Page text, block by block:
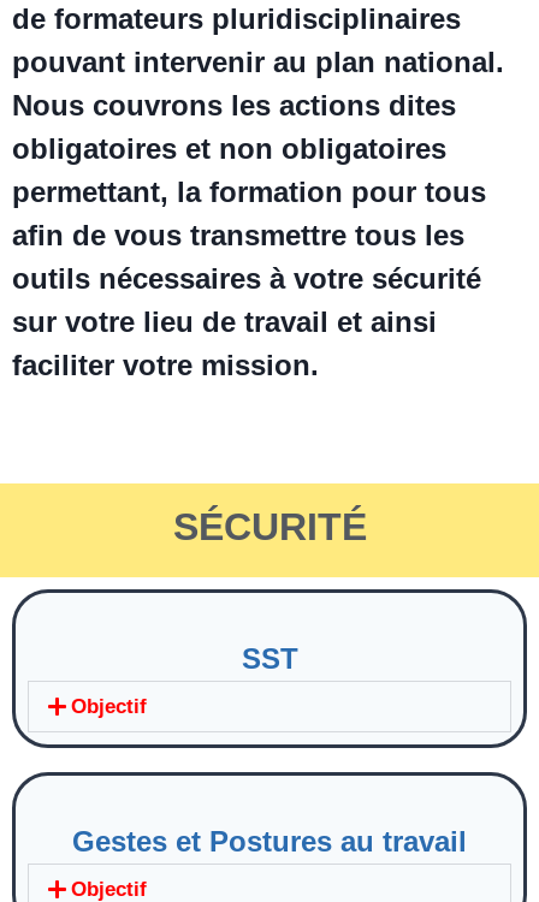
de formateurs pluridisciplinaires
pouvant intervenir au plan national.
Nous couvrons les actions dites
obligatoires et non obligatoires
permettant, la formation pour tous
afin de vous transmettre tous les
outils nécessaires à votre sécurité
sur votre lieu de travail et ainsi
faciliter votre mission.
SÉCURITÉ
SST
Objectif
Gestes et Postures au travail
Objectif